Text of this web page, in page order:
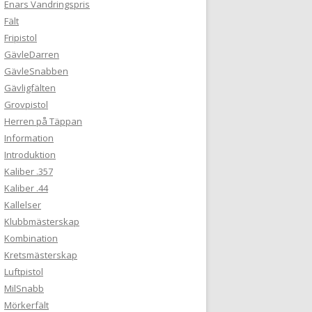
Enars Vandringspris
Fält
Fripistol
GävleDarren
GävleSnabben
Gävligfälten
Grovpistol
Herren på Täppan
Information
Introduktion
Kaliber .357
Kaliber .44
Kallelser
Klubbmästerskap
Kombination
Kretsmästerskap
Luftpistol
MilSnabb
Mörkerfält